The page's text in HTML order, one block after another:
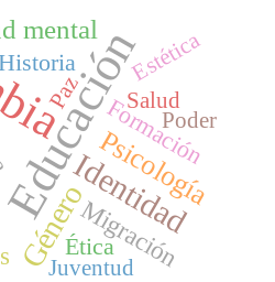
Identidad
Género
Psicología
mental
Migración
Ética
Formación
Juventud
Poder
Salud
Estética
Paz